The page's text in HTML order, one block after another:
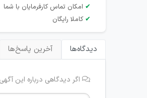
✔ امکان تماس کارفرمایان با شما
✔ کاملا رایگان
دیدگاه‌ها آخرین پاسخ‌ها
اگر دیدگاهی درباره این